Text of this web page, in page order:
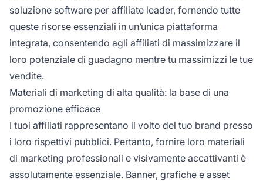
soluzione software per affiliate leader, fornendo tutte
queste risorse essenziali in un’unica piattaforma
integrata, consentendo agli affiliati di massimizzare il
loro potenziale di guadagno mentre tu massimizzi le tue
vendite.
Materiali di marketing di alta qualità: la base di una
promozione efficace
I tuoi affiliati rappresentano il volto del tuo brand presso
i loro rispettivi pubblici. Pertanto, fornire loro materiali
di marketing professionali e visivamente accattivanti è
assolutamente essenziale. Banner, grafiche e asset